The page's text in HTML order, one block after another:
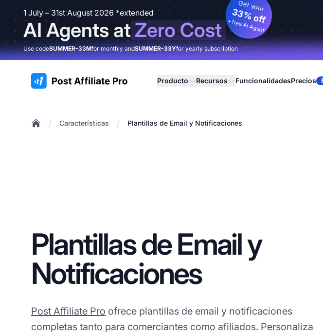
1 July – 31st August 2026 *extended
AI Agents atZero Cost
Get your
33% off
+ free AI Agent
Use codeSUMMER-33Mfor monthly andSUMMER-33Yfor yearly subscription
:site.title Producto Recursos FuncionalidadesPrecios
/ Características / Plantillas de Email y Notificaciones
Plantillas de Email y
Notificaciones
Post Affiliate Pro ofrece plantillas de email y notificaciones
completas tanto para comerciantes como afiliados. Personaliza